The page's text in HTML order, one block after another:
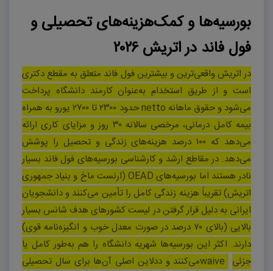
بورسیه‌ها و کمک‌هزینه‌های تحصیلی و
فول فاند در اتریش ۲۰۲۶
در اتریش واقعی‌ترین و بیشترین فول فاند متعلق به مقطع دکتری
است و از طریق استخدام به‌عنوان کارمند دانشگاه پرداخت
می‌شود و حقوق ماهانه nettoحدود ۲۳۰۰تا ۲۷۰۰یورو به همراه
بیمه کامل درمانی، مرخصی سالانه۳۰ روز و مزایای کاری ارائه
می‌دهد که ۱۰۰درصد هزینه‌های زندگی و تحصیل را پوشش
می‌دهد. در مقاطع ارشد و کارشناسی بورسیه‌های فول فاند بسیار
نادر هستند اما بورسیه‌هایOEAD (ارنست ماخ و بنیاد جمهوری
اتریش) تقریباً هزینه زندگی کامل را تأمین می‌کنند و دانشجویان
ایرانی به دلیل قرار گرفتن در لیست کشورهای هدف شانس بسیار
بالایی (بالای ۷۰ درصد در صورت معدل خوب و انگیزه‌نامه قوی)
دارند. اکثر این بورسیه‌ها شهریه دانشگاه را هم به‌طور کامل یا
جزئی waiveمی‌کنند و ددلاین اصلی آن‌ها برای سال تحصیلی